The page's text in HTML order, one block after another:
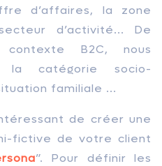
d’affaires, la zone
d’activité... De
B2C, nous
la catégorie socio-
familiale ...
de créer une
fictive de votre client
”. Pour définir les